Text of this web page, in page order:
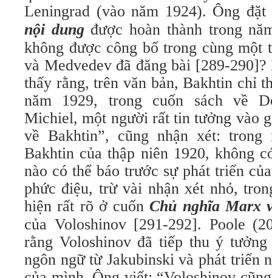
Leningrad (vào năm 1924). Ông
nội dungđược hoàn thành trong
không được công bố trong cùng một
và Medvedev đã đăng bài [289-290]?
thấy rằng, trên văn bản, Bakhtin chỉ
năm 1929, trong cuốn sách về
Michiel, một người rất tin tưởng vào
về Bakhtin”, cũng nhận xét: trong
Bakhtin của thập niên 1920, không
nào có thể báo trước sự phát triển
phức điệu, trừ vài nhận xét nhỏ,
hiện rất rõ ở cuốn Chủ nghĩa Marx
của Voloshinov [291-292]. Poole
rằng Voloshinov đã tiếp thu ý
ngôn ngữ từ Jakubinski và phát triển